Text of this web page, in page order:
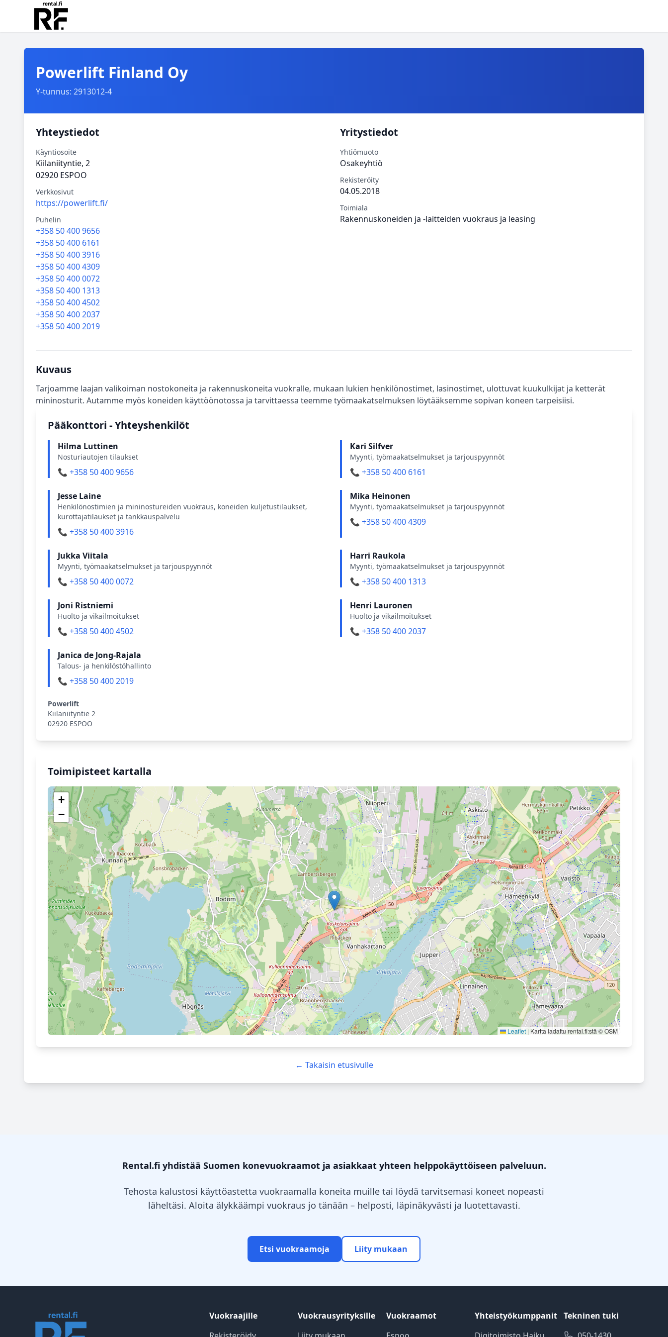
Powerlift Finland Oy
Y-tunnus: 2913012-4
Yhteystiedot
Käyntiosoite
Kiilaniityntie, 2
02920 ESPOO
Verkkosivut
https://powerlift.fi/
Puhelin
+358 50 400 9656
+358 50 400 6161
+358 50 400 3916
+358 50 400 4309
+358 50 400 0072
+358 50 400 1313
+358 50 400 4502
+358 50 400 2037
+358 50 400 2019
Yritystiedot
Yhtiömuoto
Osakeyhtiö
Rekisteröity
04.05.2018
Toimiala
Rakennuskoneiden ja -laitteiden vuokraus ja leasing
Kuvaus
Tarjoamme laajan valikoiman nostokoneita ja rakennus­koneita vuokralle, mukaan lukien henkilönostimet, lasinostimet, ulottuvat kuukulkijat ja ketterät
mininosturit. Autamme myös koneiden käyttöönotossa ja tarvittaessa teemme työmaakatselmuksen löytääksemme sopivan koneen tarpeisiisi.
Pääkonttori - Yhteyshenkilöt
Hilma Luttinen
Nosturiautojen tilaukset
📞 +358 50 400 9656
Kari Silfver
Myynti, työmaakatselmukset ja tarjouspyynnöt
📞 +358 50 400 6161
Jesse Laine
Henkilönostimien ja mininostureiden vuokraus, koneiden kuljetustilaukset,
kurottajatilaukset ja tankkauspalvelu
📞 +358 50 400 3916
Mika Heinonen
Myynti, työmaakatselmukset ja tarjouspyynnöt
📞 +358 50 400 4309
Jukka Viitala
Myynti, työmaakatselmukset ja tarjouspyynnöt
📞 +358 50 400 0072
Harri Raukola
Myynti, työmaakatselmukset ja tarjouspyynnöt
📞 +358 50 400 1313
Joni Ristniemi
Huolto ja vikailmoitukset
📞 +358 50 400 4502
Henri Lauronen
Huolto ja vikailmoitukset
📞 +358 50 400 2037
Janica de Jong-Rajala
Talous- ja henkilöstöhallinto
📞 +358 50 400 2019
Powerlift
Kiilaniityntie 2
02920 ESPOO
Toimipisteet kartalla
+
−
Leaflet | Kartta ladattu rental.fi:stä © OSM
← Takaisin etusivulle
Rental.fi yhdistää Suomen konevuokraamot ja asiakkaat yhteen helppokäyttöiseen palveluun.
Tehosta kalustosi käyttöastetta vuokraamalla koneita muille tai löydä tarvitsemasi koneet nopeasti
läheltäsi. Aloita älykkäämpi vuokraus jo tänään – helposti, läpinäkyvästi ja luotettavasti.
Etsi vuokraamoja Liity mukaan
Vuokraajille
Vuokrausyrityksille
Vuokraamot
Yhteistyökumppanit Tekninen tuki